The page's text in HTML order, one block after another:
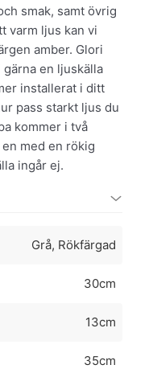
smak, samt övrig
varm ljus kan vi
amber. Glori
gärna en ljuskälla
installerat i ditt
pass starkt ljus du
kommer i två
med en rökig
ingår ej.
Grå, Rökfärgad
30cm
13cm
35cm